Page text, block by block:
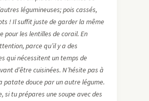
légumineuses; pois cassés,
! Il suffit juste de garder la même
pour les lentilles de corail. En
parce qu’il y a des
qui nécessitent un temps de
d’être cuisinées. N’hésite pas à
patate douce par un autre légume.
si tu prépares une soupe avec des